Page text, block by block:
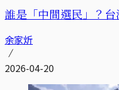
誰是「中間選民」？
余家炘
2026-04-20